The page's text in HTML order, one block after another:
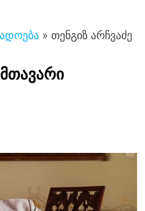
» თენგიზ არჩვაძე